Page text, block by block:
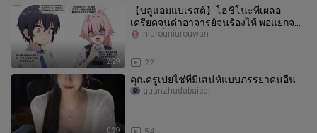
2:29
【บลูแอมแบเรสต์】โฮชิโนะที่เผลอ
เครียดจนด่าอาจารย์จนร้องไห้ พอแยกจาก
ไปแล้วก็รู้สึกเสียใจไม่หยุด
22
niurouniurouwan
0:39
คุณครูเป่ยไช่ที่มีเสน่ห์แบบภรรยาคนอื่น
guanzhudabaicai